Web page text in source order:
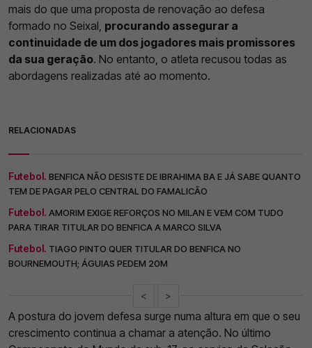
mais do que uma proposta de renovação ao defesa
formado no Seixal, procurando assegurar a
continuidade de um dos jogadores mais promissores
da sua geração. No entanto, o atleta recusou todas as
abordagens realizadas até ao momento.
RELACIONADAS
Futebol. BENFICA NÃO DESISTE DE IBRAHIMA BA E JÁ SABE QUANTO
TEM DE PAGAR PELO CENTRAL DO FAMALICÃO
Futebol. AMORIM EXIGE REFORÇOS NO MILAN E VEM COM TUDO
PARA TIRAR TITULAR DO BENFICA A MARCO SILVA
Futebol. TIAGO PINTO QUER TITULAR DO BENFICA NO
BOURNEMOUTH; ÁGUIAS PEDEM 20M
< >
A postura do jovem defesa surge numa altura em que o seu
crescimento continua a chamar a atenção. No último